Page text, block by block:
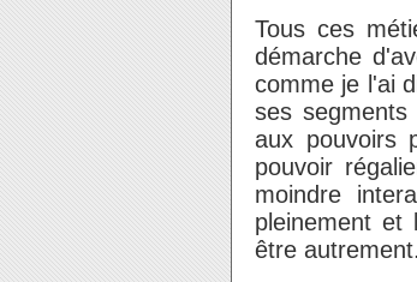
Tous ces
démarche
comme je l'ai
ses
aux pouvoirs
pouvoir
moindre
pleinement
être autrement.